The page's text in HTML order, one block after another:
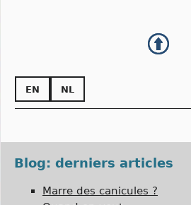
EN NL
Blog: derniers articles
Marre des canicules ?